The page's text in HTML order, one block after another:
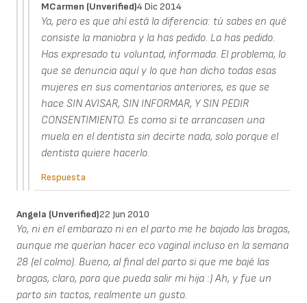
MCarmen (unverified)4 Dic 2014
Ya, pero es que ahí está la diferencia: tú sabes en qué
consiste la maniobra y la has pedido. La has pedido.
Has expresado tu voluntad, informada. El problema, lo
que se denuncia aquí y lo que han dicho todas esas
mujeres en sus comentarios anteriores, es que se
hace SIN AVISAR, SIN INFORMAR, Y SIN PEDIR
CONSENTIMIENTO. Es como si te arrancasen una
muela en el dentista sin decirte nada, solo porque el
dentista quiere hacerlo.
Respuesta
Angela (unverified)22 Jun 2010
Yo, ni en el embarazo ni en el parto me he bajado las bragas,
aunque me querían hacer eco vaginal incluso en la semana
28 (el colmo). Bueno, al final del parto si que me bajé las
bragas, claro, para que pueda salir mi hija :) Ah, y fue un
parto sin tactos, realmente un gusto.